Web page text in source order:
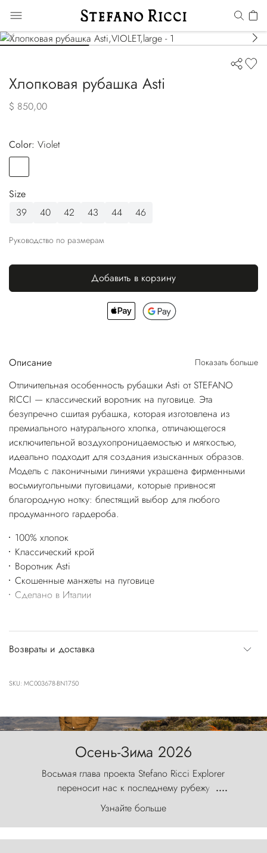
Хлопковая рубашка Asti
$ 850,00
Color:
violet
Size
39
40 42 43 44 46
Руководство по размерам
Добавить в корзину
Описание Показать больше
Отличительная особенность рубашки Asti от STEFANO
RICCI — классический воротник на пуговице. Эта
безупречно сшитая рубашка, которая изготовлена из
премиального натурального хлопка, отличающегося
исключительной воздухопроницаемостью и мягкостью,
идеально подходит для создания изысканных образов.
Модель с лаконичными линиями украшена фирменными
восьмиугольными пуговицами, которые привносят
благородную нотку: блестящий выбор для любого
продуманного гардероба.
100% хлопок
Классический крой
Воротник Asti
Скошенные манжеты на пуговице
Сделано в Италии
Возвраты и доставка
SKU: MC003678-BN1750
Осень-Зима 2026
Восьмая глава проекта Stefano Ricci Explorer
переносит нас к последнему рубежу
первозданного мира, где ветер с
первобытной яростью ваяет ландшафт, а пики
Торрес-дель-Пайне, словно каменные стражи,
....
Узнайте больше